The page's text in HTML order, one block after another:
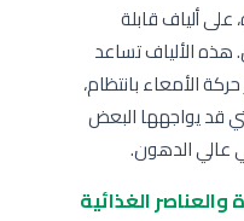
على ألياف قابلة
هذه الألياف تساعد
حركة الأمعاء بانتظام،
قد يواجهها البعض
عالي الدهون.
الغذائية